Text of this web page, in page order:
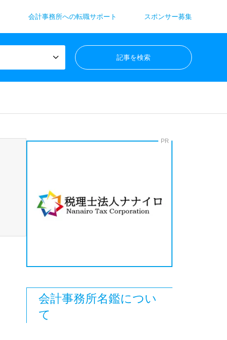
会計事務所への転職サポート スポンサー募集
PR
会計事務所名鑑につい
て